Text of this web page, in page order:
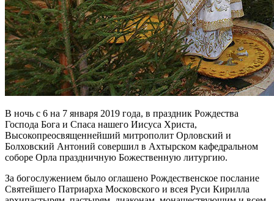
В ночь с 6 на 7 января 2019 года, в праздник Рождества
Господа Бога и Спаса нашего Иисуса Христа,
Высокопреосвященнейший митрополит Орловский и
Болховский Антоний совершил в Ахтырском кафедральном
соборе Орла праздничную Божественную литургию.
За богослужением было оглашено Рождественское послание
Святейшего Патриарха Московского и всея Руси Кирилла